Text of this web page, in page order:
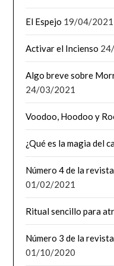
El Espejo 19/04/2021
Activar el Incienso
Algo breve sobre
24/03/2021
Voodoo, Hoodoo y
¿Qué es la magia del
Número 4 de la
01/02/2021
Ritual sencillo para
Número 3 de la
01/10/2020